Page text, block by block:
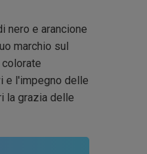
nero e arancione
marchio sul
e l'impegno delle
la grazia delle